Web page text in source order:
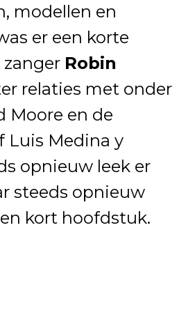
modellen en
er een korte
Robin
relaties met onder
Moore en de
Luis Medina y
opnieuw leek er
steeds opnieuw
kort hoofdstuk.